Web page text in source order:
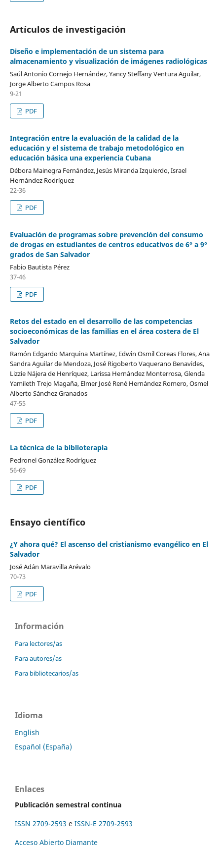
Artículos de investigación
Diseño e implementación de un sistema para
almacenamiento y visualización de imágenes radiológicas
Saúl Antonio Cornejo Hernández, Yancy Steffany Ventura Aguilar,
Jorge Alberto Campos Rosa
9-21
PDF
Integración entre la evaluación de la calidad de la
educación y el sistema de trabajo metodológico en
educación básica una experiencia Cubana
Débora Mainegra Fernández, Jesús Miranda Izquierdo, Israel
Hernández Rodríguez
22-36
PDF
Evaluación de programas sobre prevención del consumo
de drogas en estudiantes de centros educativos de 6° a 9°
grados de San Salvador
Fabio Bautista Pérez
37-46
PDF
Retos del estado en el desarrollo de las competencias
socioeconómicas de las familias en el área costera de El
Salvador
Ramón Edgardo Marquina Martínez, Edwin Osmil Coreas Flores, Ana
Sandra Aguilar de Mendoza, José Rigoberto Vaquerano Benavides,
Lizzie Nájera de Henríquez, Larissa Hernández Monterrosa, Glenda
Yamileth Trejo Magaña, Elmer José René Hernández Romero, Osmel
Alberto Sánchez Granados
47-55
PDF
La técnica de la biblioterapia
Pedronel González Rodríguez
56-69
PDF
Ensayo científico
¿Y ahora qué? El ascenso del cristianismo evangélico en El
Salvador
José Adán Maravilla Arévalo
70-73
PDF
Información
Para lectores/as
Para autores/as
Para bibliotecarios/as
Idioma
English
Español (España)
Enlaces
Publicación semestral continua
ISSN 2709-2593 e ISSN-E 2709-2593
Acceso Abierto Diamante